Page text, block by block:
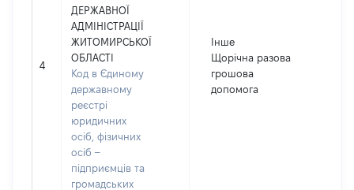
4
ДЕРЖАВНОЇ
АДМІНІСТРАЦІЇ
ЖИТОМИРСЬКОЇ
ОБЛАСТІ
Код в Єдиному
державному
реєстрі
юридичних
осіб, фізичних
осіб –
підприємців та
громадських
Інше
Щорічна разова
грошова
допомога